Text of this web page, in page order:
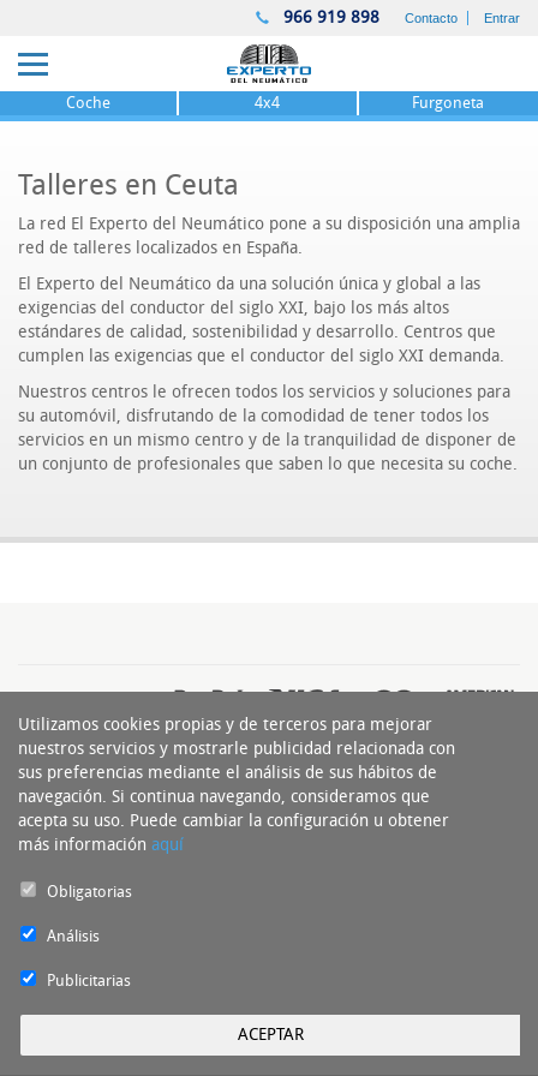
966 919 898 Contacto Entrar
Coche 4x4 Furgoneta
Talleres en Ceuta
La red El Experto del Neumático pone a su disposición una amplia
red de talleres localizados en España.
El Experto del Neumático da una solución única y global a las
exigencias del conductor del siglo XXI, bajo los más altos
estándares de calidad, sostenibilidad y desarrollo. Centros que
cumplen las exigencias que el conductor del siglo XXI demanda.
Nuestros centros le ofrecen todos los servicios y soluciones para
su automóvil, disfrutando de la comodidad de tener todos los
servicios en un mismo centro y de la tranquilidad de disponer de
un conjunto de profesionales que saben lo que necesita su coche.
Utilizamos cookies propias y de terceros para mejorar
nuestros servicios y mostrarle publicidad relacionada con
sus preferencias mediante el análisis de sus hábitos de
navegación. Si continua navegando, consideramos que
acepta su uso. Puede cambiar la configuración u obtener
más información aquí
Obligatorias
Análisis
Publicitarias
ACEPTAR